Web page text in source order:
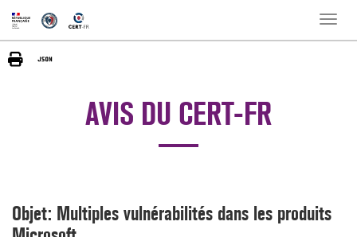
Toggle
AVIS DU CERT-FR
Objet: Multiples vulnérabilités dans les produits